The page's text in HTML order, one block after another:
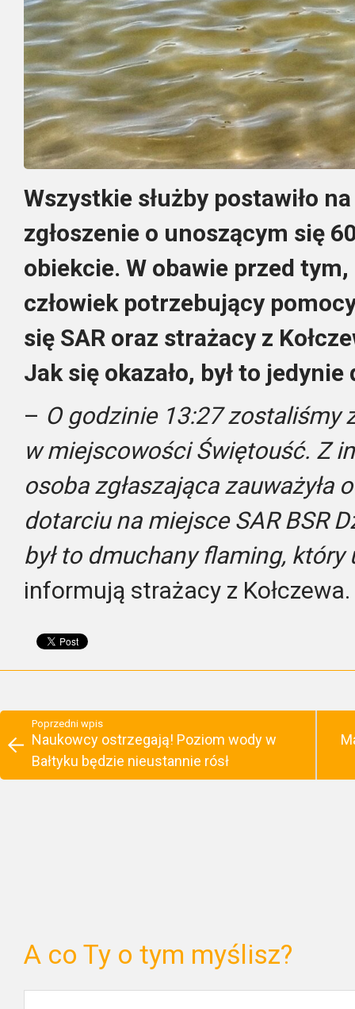
Wszystkie służby postawiło
zgłoszenie o unoszącym się
obiekcie. W obawie przed tym,
człowiek potrzebujący
się SAR oraz strażacy z
Jak się okazało, był to
– O godzinie 13:27 zostaliśmy
w miejscowości Świętouść. Z
osoba zgłaszająca zauważyła
dotarciu na miejsce SAR BSR
był to dmuchany flaming, który
informują strażacy z Kołczewa.
Poprzedni wpis
Naukowcy ostrzegają! Poziom wody w
Bałtyku będzie nieustannie rósł
A co Ty o tym myślisz?